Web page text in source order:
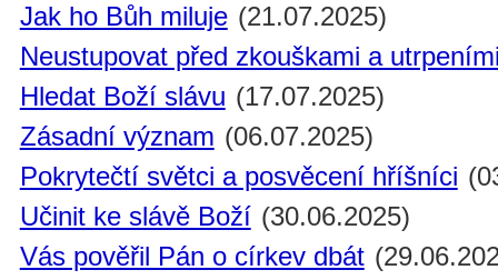
Jak ho Bůh miluje (21.07.2025)
Neustupovat před zkouškami a
Hledat Boží slávu (17.07.2025)
Zásadní význam (06.07.2025)
Pokrytečtí světci a posvěcení hříšníci
Učinit ke slávě Boží (30.06.2025)
Vás pověřil Pán o církev dbát